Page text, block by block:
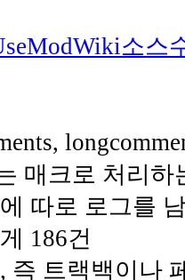
소스
매크로 처리하
따로 로그를
186건
즉 트랙백이나